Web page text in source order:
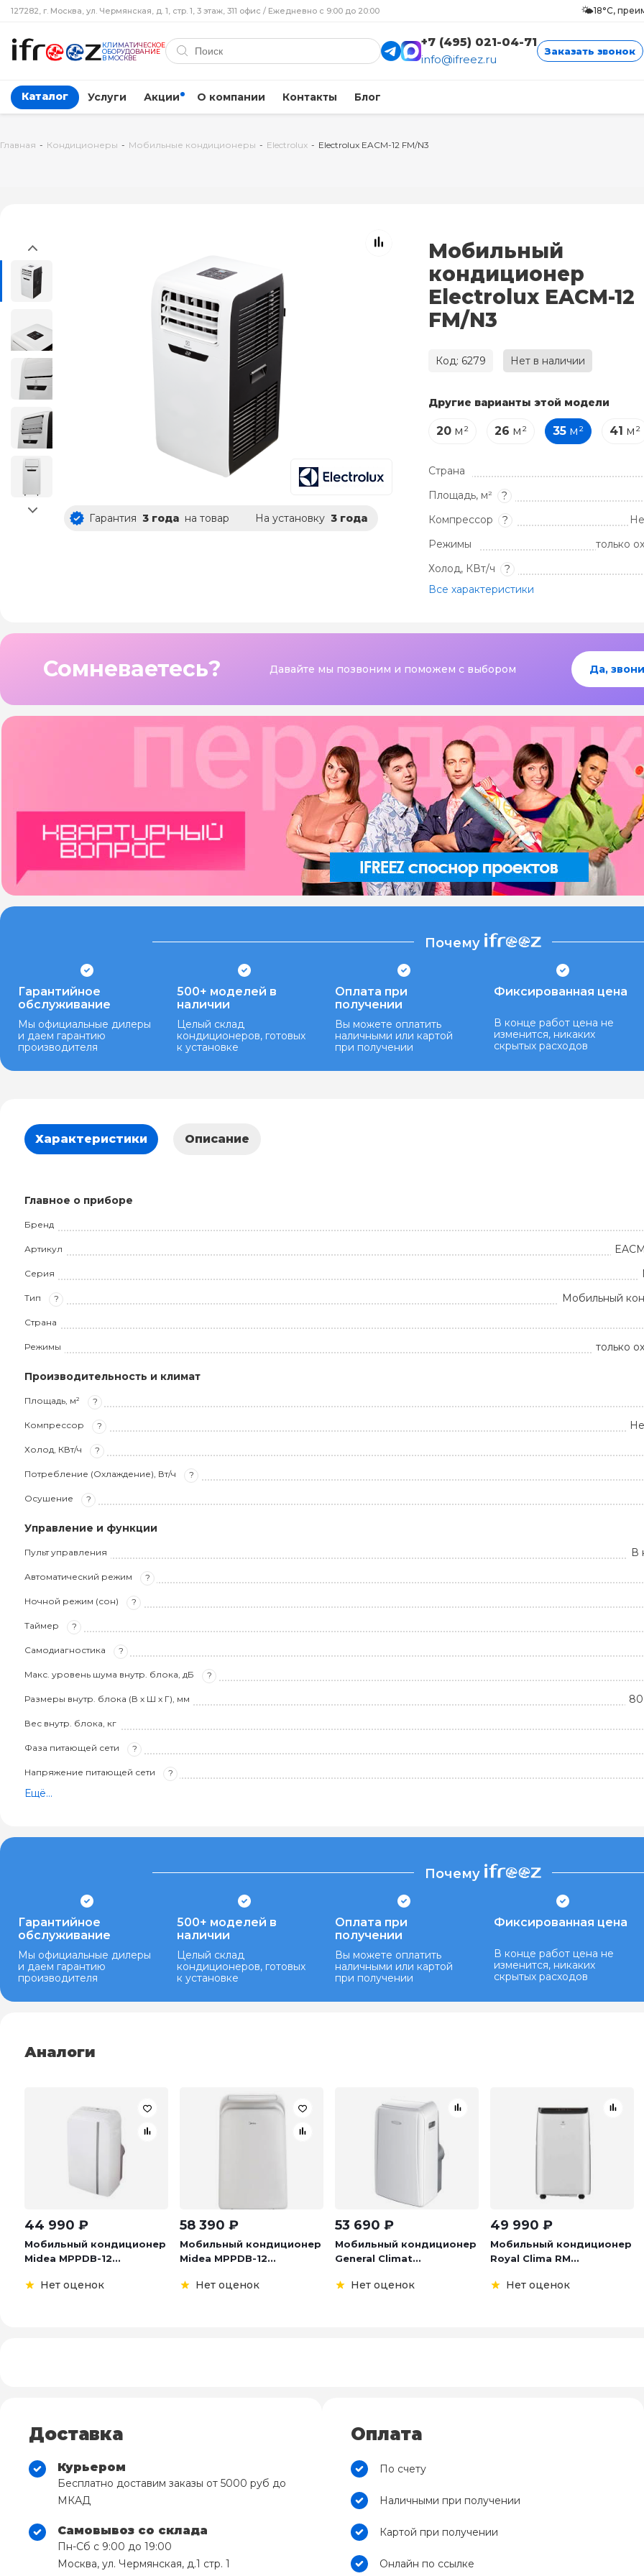
127282, г. Москва, ул. Чермянская, д. 1, стр. 1, 3 этаж, 311 офис / Ежедневно с 9:00 до 20:00 🌤️18°C,
КЛИМАТИЧЕСКОЕ
ОБОРУДОВАНИЕ
В МОСКВЕ
+7 (495) 021-04-71
info@ifreez.ru
Заказать звонок
Каталог Услуги Акции О компании Контакты Блог
Главная - Кондиционеры - Мобильные кондиционеры - Electrolux - Electrolux EACM-12 FM/N3
Гарантия 3 года на товар На установку 3 года
Мобильный
кондиционер
Electrolux EACM-12
FM/N3
Код: 6279 Нет в наличии
Другие варианты этой модели
20м² 26 м² 35м² 41 м²
Страна
Площадь, м²
?
Компрессор
?
Режимы
только
Холод, КВт/ч
?
Все характеристики
Сомневаетесь? Давайте мы позвоним и поможем с выбором Да,
Почему
Гарантийное
обслуживание
Мы официальные дилеры
и даем гарантию
производителя
500+ моделей в
наличии
Целый склад
кондиционеров, готовых
к установке
Оплата при
получении
Вы можете оплатить
наличными или картой
при получении
Фиксированная цена
В конце работ цена не
изменится, никаких
скрытых расходов
Характеристики Описание
Главное о приборе
Бренд
Артикул
Серия
Тип ? Мобильный
Страна
Режимы только
Производительность и климат
Площадь, м² ?
Компрессор ?
Холод, КВт/ч ?
Потребление (Охлаждение), Вт/ч ?
Осушение ?
Управление и функции
Пульт управления В
Автоматический режим ?
Ночной режим (сон) ?
Таймер ?
Самодиагностика ?
Макс. уровень шума внутр. блока, дБ ?
Размеры внутр. блока (В х Ш х Г), мм
Вес внутр. блока, кг
Фаза питающей сети ?
Напряжение питающей сети ?
Ещё...
Почему
Гарантийное
обслуживание
Мы официальные дилеры
и даем гарантию
производителя
500+ моделей в
наличии
Целый склад
кондиционеров, готовых
к установке
Оплата при
получении
Вы можете оплатить
наличными или картой
при получении
Фиксированная цена
В конце работ цена не
изменится, никаких
скрытых расходов
Аналоги
44 990 ₽
Мобильный кондиционер
Midea MPPDB-12...
Нет оценок
58 390 ₽
Мобильный кондиционер
Midea MPPDB-12...
Нет оценок
53 690 ₽
Мобильный кондиционер
General Climat...
Нет оценок
49 990 ₽
Мобильный кондиционер
Royal Clima RM...
Нет оценок
Доставка
Курьером
Бесплатно доставим заказы от 5000 руб до
МКАД
Самовывоз со склада
Пн-Сб с 9:00 до 19:00
Москва, ул. Чермянская, д.1 стр. 1
Оплата
По счету
Наличными при получении
Картой при получении
Онлайн по ссылке